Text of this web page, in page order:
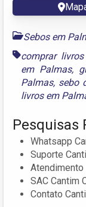
Sebos em
comprar
em Palmas,
Palmas, sebo
livros em
Pesquisas
Whatsapp
Suporte
Atendimento
SAC Cantim
Contato